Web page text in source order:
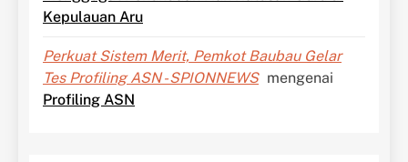
Kepulauan Aru
Perkuat Sistem Merit, Pemkot Baubau Gelar
Tes Profiling ASN - SPIONNEWS mengenai
Profiling ASN